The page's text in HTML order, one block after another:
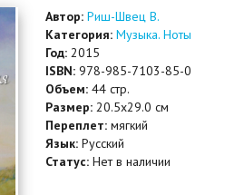
Автор: Риш-Швец В.
Категория: Музыка. Ноты
Год: 2015
ISBN: 978-985-7103-85-0
Объем: 44 стр.
Размер: 20.5x29.0 см
Переплет: мягкий
Язык: Русский
Статус: Нет в наличии